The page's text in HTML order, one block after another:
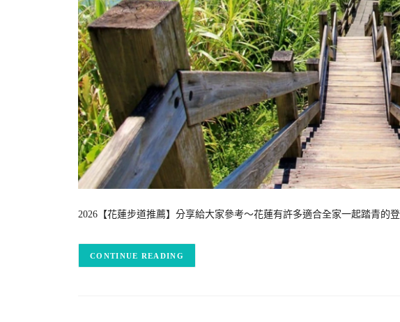
2026【花蓮步道推薦】分享給大家參考～花蓮有許多適合全家一起踏青的
CONTINUE READING